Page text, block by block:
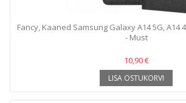
Fancy, Kaaned Samsung Galaxy A14 5G, A14
- Must
10,90 €
LISA OSTUKORVI